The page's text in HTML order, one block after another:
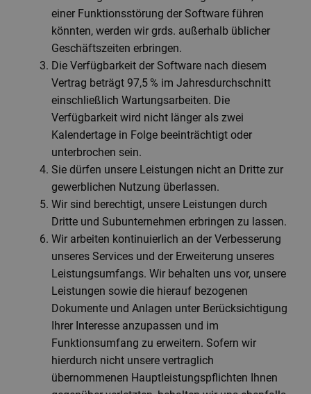
einer Funktionsstörung der Software führen
könnten, werden wir grds. außerhalb üblicher
Geschäftszeiten erbringen.
Die Verfügbarkeit der Software nach diesem
Vertrag beträgt 97,5 % im Jahresdurchschnitt
einschließlich Wartungsarbeiten. Die
Verfügbarkeit wird nicht länger als zwei
Kalendertage in Folge beeinträchtigt oder
unterbrochen sein.
Sie dürfen unsere Leistungen nicht an Dritte zur
gewerblichen Nutzung überlassen.
Wir sind berechtigt, unsere Leistungen durch
Dritte und Subunternehmen erbringen zu lassen.
Wir arbeiten kontinuierlich an der Verbesserung
unseres Services und der Erweiterung unseres
Leistungsumfangs. Wir behalten uns vor, unsere
Leistungen sowie die hierauf bezogenen
Dokumente und Anlagen unter Berücksichtigung
Ihrer Interesse anzupassen und im
Funktionsumfang zu erweitern. Sofern wir
hierdurch nicht unsere vertraglich
übernommenen Hauptleistungspflichten Ihnen